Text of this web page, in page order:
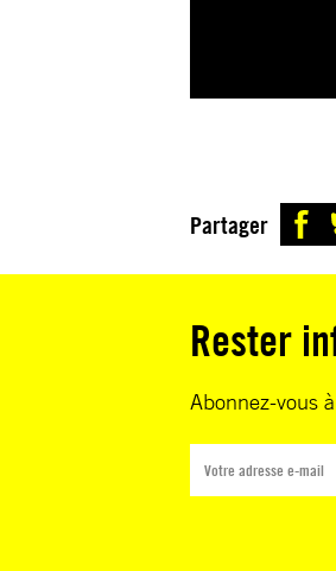
Partager
Rester
Abonnez-vous